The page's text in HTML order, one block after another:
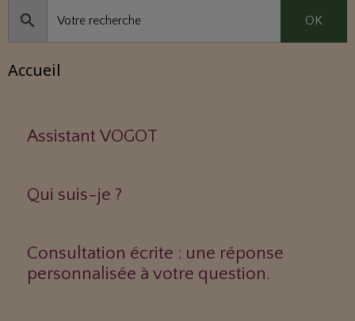
OK
Accueil
Assistant VOGOT
Qui suis-je ?
Consultation écrite : une réponse
personnalisée à votre question.